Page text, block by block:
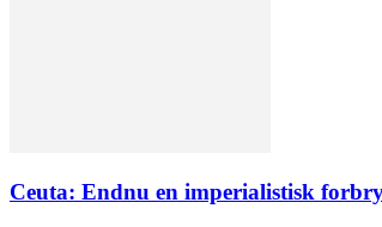
Ceuta: Endnu en imperialistisk